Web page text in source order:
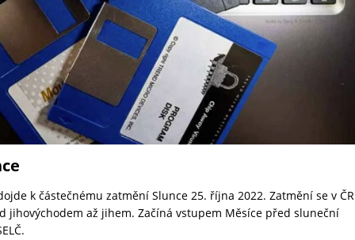
k částečnému zatmění Slunce 25. října 2022. Zatmění se v ČR
jihovýchodem až jihem. Začíná vstupem Měsíce před sluneční